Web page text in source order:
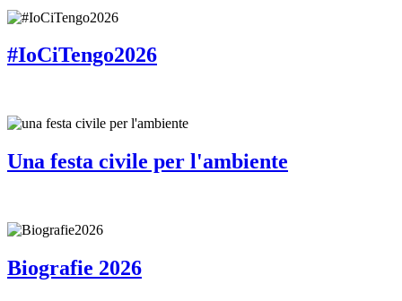
#IoCiTengo2026
Una festa civile per l'ambiente
Biografie 2026